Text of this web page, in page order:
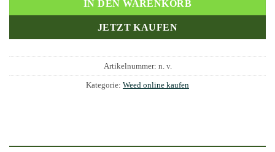
IN DEN WARENKORB
JETZT KAUFEN
Artikelnummer: n. v.
Kategorie: Weed online kaufen